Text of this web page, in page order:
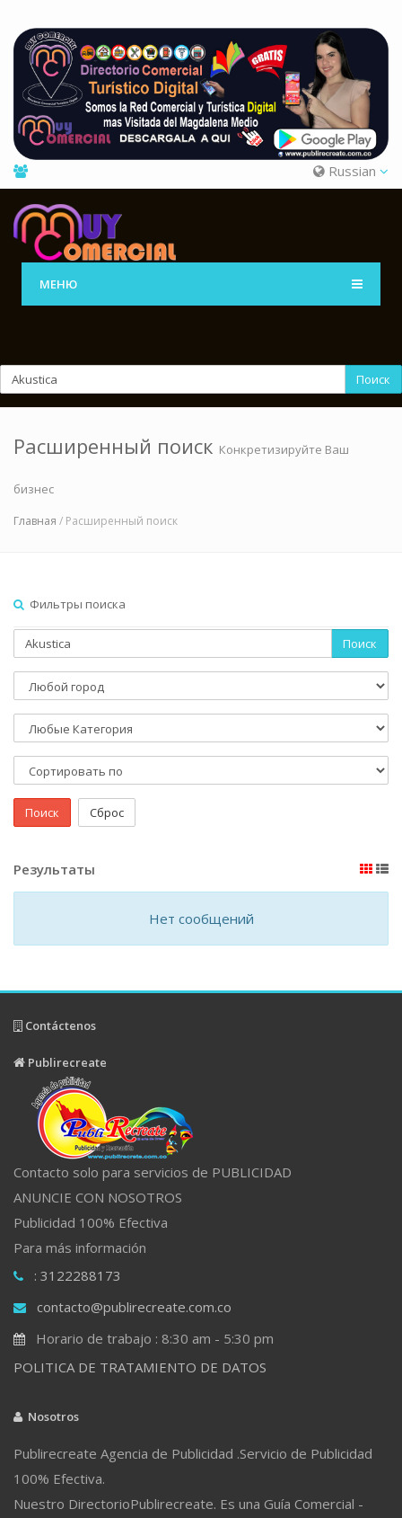
Russian
МЕНЮ
Поиск
Расширенный поиск Конкретизируйте Ваш
бизнес
Главная / Расширенный поиск
Фильтры поиска
Поиск
Поиск Сброс
Результаты
Нет сообщений
Contáctenos
Publirecreate
Contacto solo para servicios de PUBLICIDAD
ANUNCIE CON NOSOTROS
Publicidad 100% Efectiva
Para más información
: 3122288173
contacto@publirecreate.com.co
Horario de trabajo : 8:30 am - 5:30 pm
POLITICA DE TRATAMIENTO DE DATOS
Nosotros
Publirecreate Agencia de Publicidad .Servicio de Publicidad
100% Efectiva.
Nuestro DirectorioPublirecreate. Es una Guía Comercial -